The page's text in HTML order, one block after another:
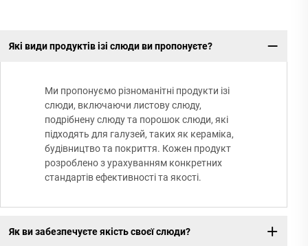
Які види продуктів ізі слюди ви пропонуєте?
Ми пропонуємо різноманітні продукти ізі
слюди, включаючи листову слюду,
подрібнену слюду та порошок слюди, які
підходять для галузей, таких як кераміка,
будівництво та покриття. Кожен продукт
розроблено з урахуванням конкретних
стандартів ефективності та якості.
Як ви забезпечуєте якість своєї слюди?